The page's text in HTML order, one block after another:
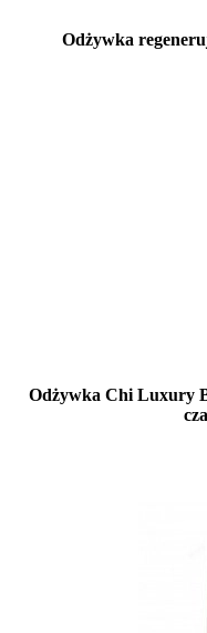
Odżywka
Odżywka Chi Luxury